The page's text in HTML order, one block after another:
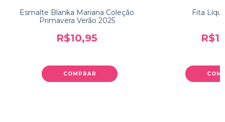
Esmalte Blanka Mariana Coleção
Primavera Verão 2025
R$10,95
COMPRAR
Fita